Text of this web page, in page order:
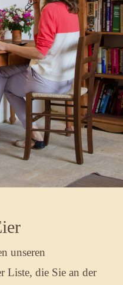
unseren
Liste, die Sie an der